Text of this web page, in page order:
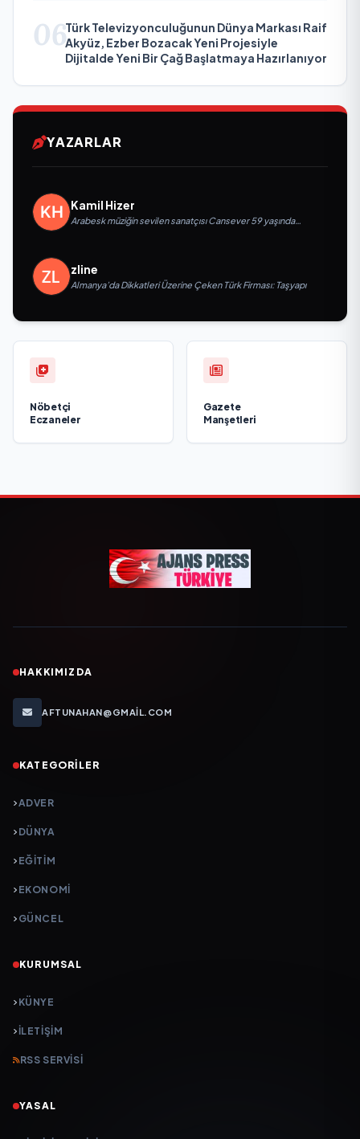
06Türk Televizyonculuğunun Dünya Markası Raif
Akyüz, Ezber Bozacak Yeni Projesiyle
Dijitalde Yeni Bir Çağ Başlatmaya Hazırlanıyor
YAZARLAR
Kamil Hizer
Arabesk müziğin sevilen sanatçısı Cansever 59 yaşında
zline
Almanya’da Dikkatleri Üzerine Çeken Türk Firması: Taşyapı
Nöbetçi
Eczaneler
Gazete
Manşetleri
HAKKIMIZDA
AFTUNAHAN@GMAIL.COM
KATEGORILER
ADVER
DÜNYA
EĞİTİM
EKONOMİ
GÜNCEL
KURUMSAL
KÜNYE
İLETIŞIM
RSS SERVISI
YASAL